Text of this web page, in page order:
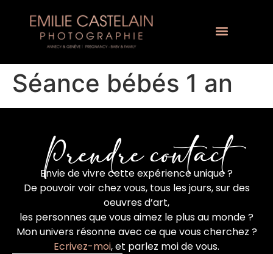
Séance bébés 1 an
Prendre contact
Envie de vivre cette expérience unique ?
De pouvoir voir chez vous, tous les jours, sur des
oeuvres d’art,
les personnes que vous aimez le plus au monde ?
Mon univers résonne avec ce que vous cherchez ?
Ecrivez-moi, et parlez moi de vous.